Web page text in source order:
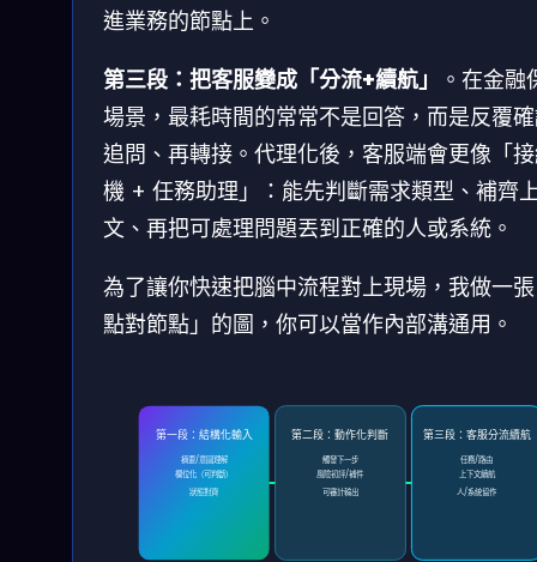
進業務的節點上。
第三段：把客服變成「分流+續航」
。在金融
場景，最耗時間的常常不是回答，而是反覆
追問、再轉接。代理化後，客服端會更像「
機 + 任務助理」：能先判斷需求類型、補齊
文、再把可處理問題丟到正確的人或系統。
為了讓你快速把腦中流程對上現場，我做一
點對節點」的圖，你可以當作內部溝通用。
第一段：結構化輸入
摘要/意圖理解
欄位化（可判斷）
狀態對齊
第二段：動作化判斷
觸發下一步
風險初評/補件
可審計輸出
第三段：客服分流續航
任務/路由
上下文續航
人/系統協作